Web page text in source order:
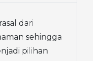
dari
sehingga
pilihan